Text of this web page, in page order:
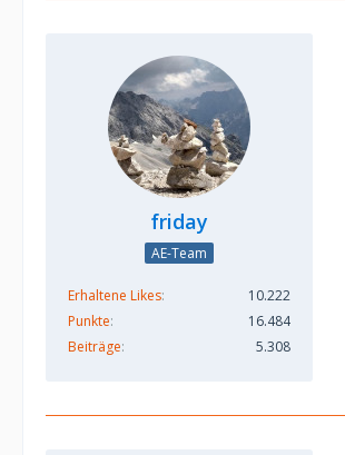
friday
AE-Team
Erhaltene Likes
10.222
Punkte
16.484
Beiträge
5.308